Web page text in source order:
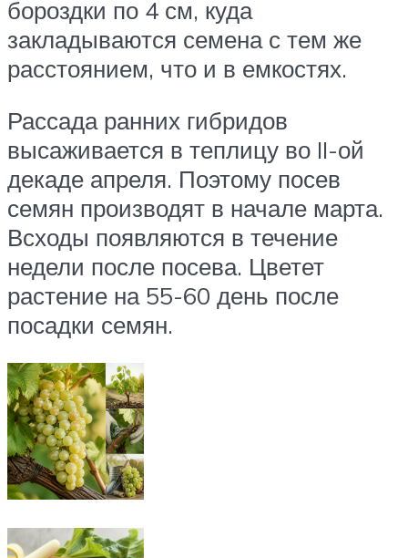
бороздки по 4 см, куда
закладываются семена с тем же
расстоянием, что и в емкостях.
Рассада ранних гибридов
высаживается в теплицу во II-ой
декаде апреля. Поэтому посев
семян производят в начале марта.
Всходы появляются в течение
недели после посева. Цветет
растение на 55-60 день после
посадки семян.